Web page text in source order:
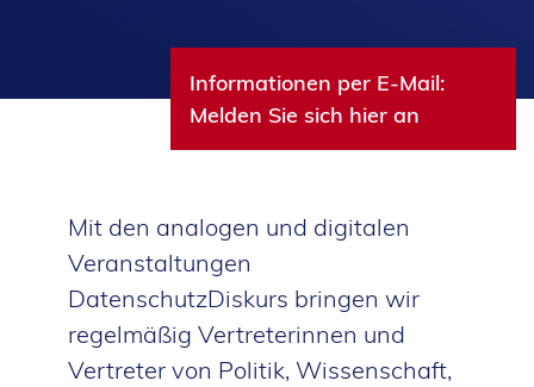
Informationen per E-Mail:
Melden Sie sich hier an
Mit den analogen und digitalen
Veranstaltungen
DatenschutzDiskurs bringen wir
regelmäßig Vertreterinnen und
Vertreter von Politik, Wissenschaft,